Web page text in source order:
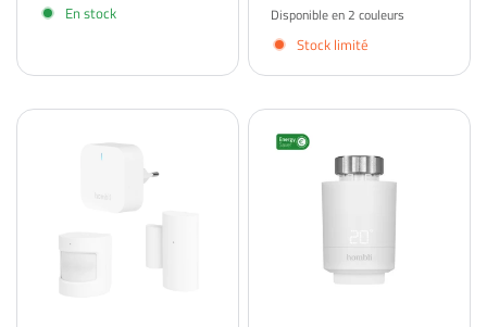
En stock
WhiteBlack
Disponible en 2 couleurs
Stock limité